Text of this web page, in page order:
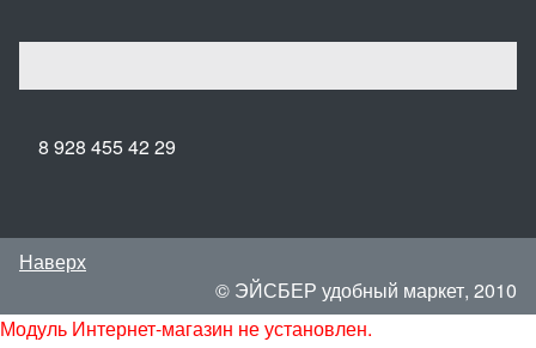
8 928 455 42 29
Наверх
© ЭЙСБЕР удобный маркет, 2010
Модуль Интернет-магазин не установлен.